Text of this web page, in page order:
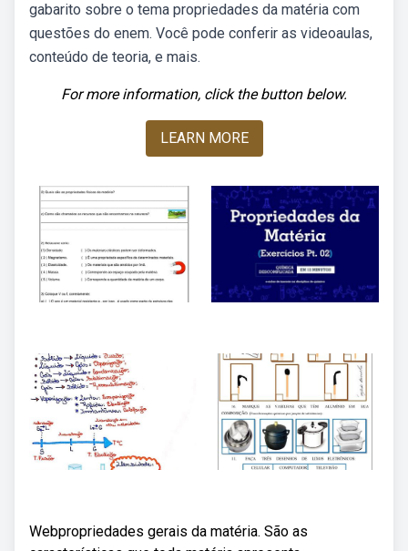
gabarito sobre o tema propriedades da matéria com
questões do enem. Você pode conferir as videoaulas,
conteúdo de teoria, e mais.
For more information, click the button below.
LEARN MORE
Webpropriedades gerais da matéria. São as